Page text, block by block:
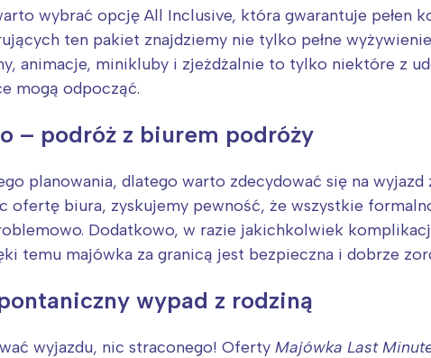
wybrać opcję All Inclusive, która gwarantuje pełen
ten pakiet znajdziemy nie tylko pełne
animacje, minikluby i zjeżdżalnie to tylko niektóre z
mogą odpocząć.
– podróż z biurem podróży
planowania, dlatego warto zdecydować się na
ofertę biura, zyskujemy pewność, że wszystkie
Dodatkowo, w razie jakichkolwiek
temu majówka za granicą jest bezpieczna i dobrze
wypad z rodziną
wyjazdu, nic straconego! Oferty Majówka Last
mnie wydarzenia z tego regionu:
Śląsk
Kraków
Południe
Północ
Wybieram